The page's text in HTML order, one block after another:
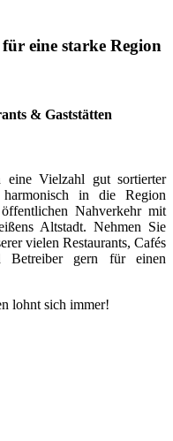
eine starke Region
& Gaststätten
eine Vielzahl gut sortierter
in die Region
Nahverkehr mit
Altstadt. Nehmen Sie
vielen Restaurants, Cafés
Betreiber gern für einen
lohnt sich immer!